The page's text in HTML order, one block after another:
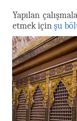
Yapılan
etmek içinşu